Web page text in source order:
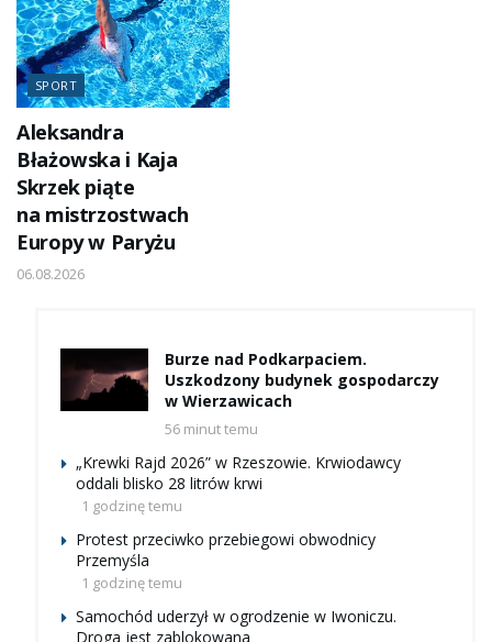
SPORT
Aleksandra
Błażowska i Kaja
Skrzek piąte
na mistrzostwach
Europy w Paryżu
06.08.2026
Burze nad Podkarpaciem.
Uszkodzony budynek gospodarczy
w Wierzawicach
56 minut temu
„Krewki Rajd 2026” w Rzeszowie. Krwiodawcy
oddali blisko 28 litrów krwi
1 godzinę temu
Protest przeciwko przebiegowi obwodnicy
Przemyśla
1 godzinę temu
Samochód uderzył w ogrodzenie w Iwoniczu.
Droga jest zablokowana